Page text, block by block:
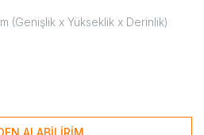
(Genişlik x Yükseklik x Derinlik)
ALABİLİRİM